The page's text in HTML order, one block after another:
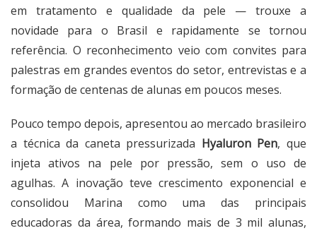
em tratamento e qualidade da pele — trouxe a
novidade para o Brasil e rapidamente se tornou
referência. O reconhecimento veio com convites para
palestras em grandes eventos do setor, entrevistas e a
formação de centenas de alunas em poucos meses.
Pouco tempo depois, apresentou ao mercado brasileiro
a técnica da caneta pressurizada Hyaluron Pen, que
injeta ativos na pele por pressão, sem o uso de
agulhas. A inovação teve crescimento exponencial e
consolidou Marina como uma das principais
educadoras da área, formando mais de 3 mil alunas,